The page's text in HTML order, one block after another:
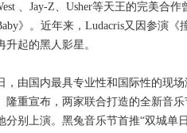
、Jay-Z、Usher等天王的完美合
》。近年来，Ludacris又因参演
升起的黑人影星。
国内最具专业性和国际性的现场
隆重宣布，两家联合打造的全新音乐
分别上演。黑兔音乐节首推“双城单